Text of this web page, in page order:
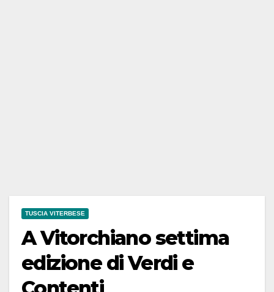
TUSCIA VITERBESE
A Vitorchiano settima
edizione di Verdi e